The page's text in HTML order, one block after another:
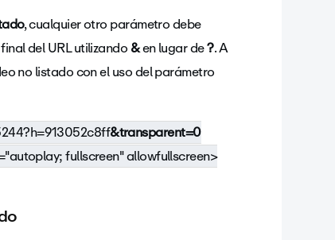
, cualquier otro parámetro debe
del URL utilizando&en lugar de?. A
no listado con el uso del parámetro
&transparent=0
fullscreen" allowfullscreen>